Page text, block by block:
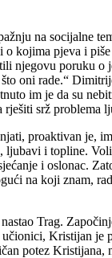
na socijalne
kojima pjeva i
njegovu poruku
oni rade.“
im je da su
rješiti srž
proaktivan je,
ljubavi i topline.
i oslonac.
na koji znam,
Trag.
Kristijan je
potez